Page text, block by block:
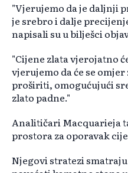
"Vjerujemo da je daljnji
je srebro i dalje
napisali su u bilješci
"Cijene zlata vjerojatno
vjerujemo da će se
proširiti, omogućujući
zlato padne."
Analitičari Macquarieja
prostora za oporavak
Njegovi stratezi